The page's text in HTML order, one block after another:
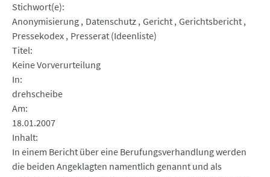
Stichwort(e)
Anonymisierung Datenschutz Gericht Gerichtsbericht
Pressekodex Presserat (Ideenliste)
Titel
Keine Vorverurteilung
In
drehscheibe
Am
18.01.2007
Inhalt
In einem Bericht über eine Berufungsverhandlung werden
die beiden Angeklagten namentlich genannt und als